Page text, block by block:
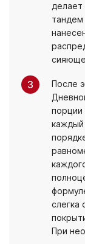
делает
тандем
После
порции
При